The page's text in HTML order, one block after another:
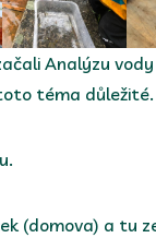
Analýzu
téma
(domova) a tu